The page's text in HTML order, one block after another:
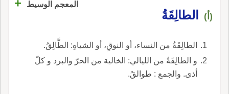
المعجم الوسيط
(أ) الطالِقَةُ
الطالِقَةُ من النساء، أو النوقِ، أو الشياهِ: الطَّالِقُ.
و الطالِقَةُ من الليالي: الخالية من الحرّ والبرد و كلّ
أذى. والجمع : طوالقُ.